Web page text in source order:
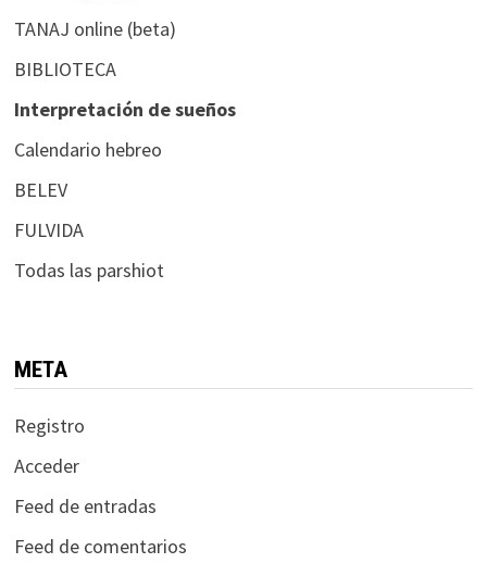
TANAJ online (beta)
BIBLIOTECA
Interpretación de sueños
Calendario hebreo
BELEV
FULVIDA
Todas las parshiot
META
Registro
Acceder
Feed de entradas
Feed de comentarios